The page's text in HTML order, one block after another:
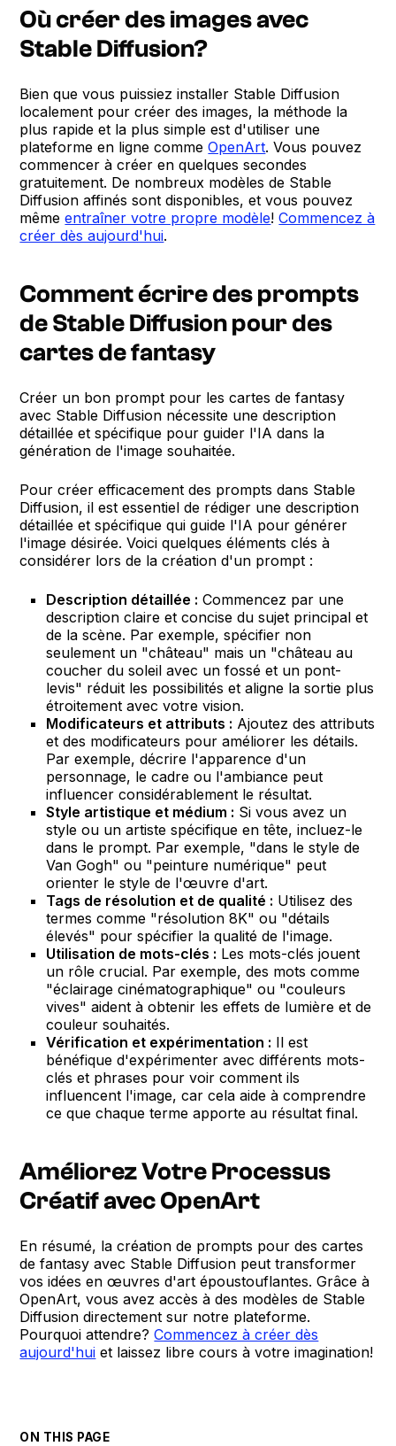
Où créer des images avec
Stable Diffusion?
Bien que vous puissiez installer Stable Diffusion
localement pour créer des images, la méthode la
plus rapide et la plus simple est d'utiliser une
plateforme en ligne commeOpenArt. Vous pouvez
commencer à créer en quelques secondes
gratuitement. De nombreux modèles de Stable
Diffusion affinés sont disponibles, et vous pouvez
mêmeentraîner votre propre modèle!Commencez à
créer dès aujourd'hui.
Comment écrire des prompts
de Stable Diffusion pour des
cartes de fantasy
Créer un bon prompt pour les cartes de fantasy
avec Stable Diffusion nécessite une description
détaillée et spécifique pour guider l'IA dans la
génération de l'image souhaitée.
Pour créer efficacement des prompts dans Stable
Diffusion, il est essentiel de rédiger une description
détaillée et spécifique qui guide l'IA pour générer
l'image désirée. Voici quelques éléments clés à
considérer lors de la création d'un prompt :
Description détaillée : Commencez par une
description claire et concise du sujet principal et
de la scène. Par exemple, spécifier non
seulement un "château" mais un "château au
coucher du soleil avec un fossé et un pont-
levis" réduit les possibilités et aligne la sortie plus
étroitement avec votre vision.
Modificateurs et attributs : Ajoutez des attributs
et des modificateurs pour améliorer les détails.
Par exemple, décrire l'apparence d'un
personnage, le cadre ou l'ambiance peut
influencer considérablement le résultat.
Style artistique et médium : Si vous avez un
style ou un artiste spécifique en tête, incluez-le
dans le prompt. Par exemple, "dans le style de
Van Gogh" ou "peinture numérique" peut
orienter le style de l'œuvre d'art.
Tags de résolution et de qualité : Utilisez des
termes comme "résolution 8K" ou "détails
élevés" pour spécifier la qualité de l'image.
Utilisation de mots-clés : Les mots-clés jouent
un rôle crucial. Par exemple, des mots comme
"éclairage cinématographique" ou "couleurs
vives" aident à obtenir les effets de lumière et de
couleur souhaités.
Vérification et expérimentation : Il est
bénéfique d'expérimenter avec différents mots-
clés et phrases pour voir comment ils
influencent l'image, car cela aide à comprendre
ce que chaque terme apporte au résultat final.
Améliorez Votre Processus
Créatif avec OpenArt
En résumé, la création de prompts pour des cartes
de fantasy avec Stable Diffusion peut transformer
vos idées en œuvres d'art époustouflantes. Grâce à
OpenArt, vous avez accès à des modèles de Stable
Diffusion directement sur notre plateforme.
Pourquoi attendre?Commencez à créer dès
aujourd'hui et laissez libre cours à votre imagination!
ON THIS PAGE